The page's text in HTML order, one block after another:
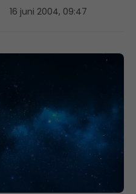
16 juni 2004, 09:47